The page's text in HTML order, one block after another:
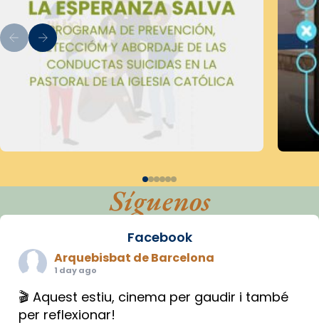
Síguenos
Facebook
Arquebisbat de Barcelona
1 day ago
🎬 Aquest estiu, cinema per gaudir i també
per reflexionar!